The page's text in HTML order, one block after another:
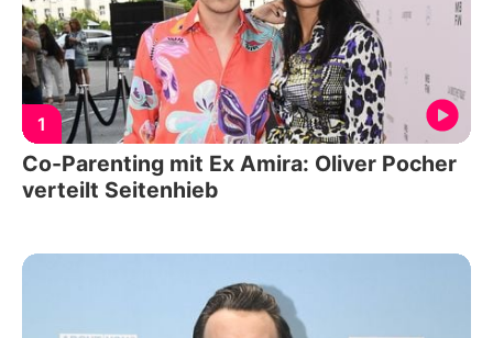
1
Co-Parenting mit Ex Amira: Oliver Pocher
verteilt Seitenhieb